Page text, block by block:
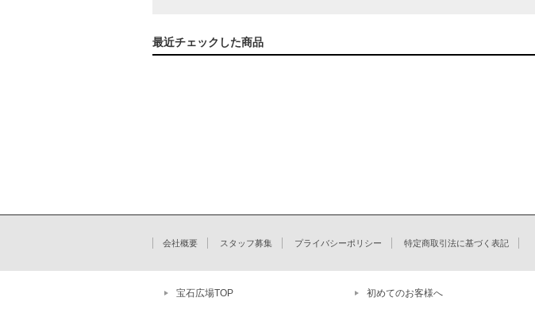
最近チェックした商品
会社概要 スタッフ募集 プライバシーポリシー 特定商取引法に基づく表記
宝石広場TOP 初めてのお客様へ